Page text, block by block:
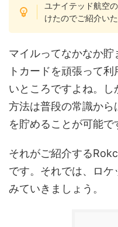
ユナイテッド航空
けたのでご紹介いた
マイルってなかなか貯
トカードを頑張って
いところですよね。
方法は普段の常識か
を貯めることが可能で
それがご紹介する
です。それでは、ロケ
みていきましょう。